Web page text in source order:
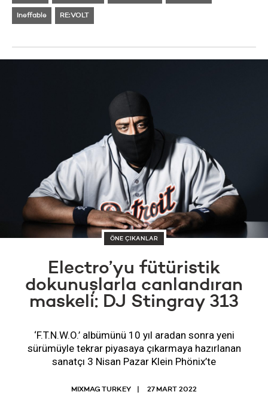
Ineffable RE:VOLT
ÖNE ÇIKANLAR
Electro’yu fütüristik
dokunuşlarla canlandıran
maskeli: DJ Stingray 313
‘F.T.N.W.O.’ albümünü 10 yıl aradan sonra yeni
sürümüyle tekrar piyasaya çıkarmaya hazırlanan
sanatçı 3 Nisan Pazar Klein Phönix’te
MIXMAG TURKEY 27 MART 2022